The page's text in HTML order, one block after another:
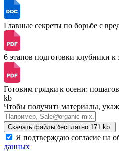
Главные секреты по борьбе с
6 этапов подготовки клубники к
Готовим грядки к осени:
kb
Чтобы получить материалы,
Скачать файлы бесплатно 171 kb
Я подтверждаю согласие на
данных